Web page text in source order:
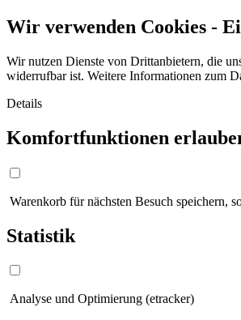
Wir verwenden Cookies -
Wir nutzen Dienste von Drittanbietern, die
widerrufbar ist. Weitere Informationen zum
Details
Komfortfunktionen
Warenkorb für nächsten Besuch speichern,
Statistik
Analyse und Optimierung (etracker)